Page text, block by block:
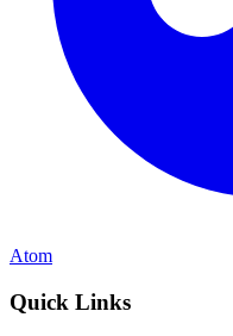
Atom
Quick Links